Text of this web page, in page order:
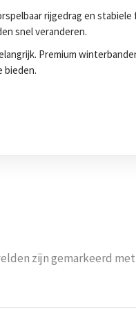
rijgedrag en stabiele
snel veranderen.
Premium
bieden.
zijn gemarkeerd met